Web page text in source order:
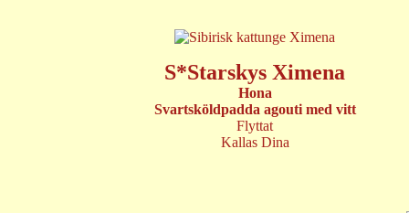
S*Starskys Ximena
Hona
Svartsköldpadda agouti med vitt
Flyttat
Kallas Dina